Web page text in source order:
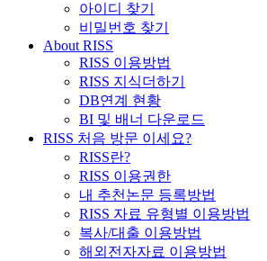
아이디 찾기
비밀번호 찾기
About RISS
RISS 이용방법
RISS 지식더하기
DB연계 현황
BI 및 배너 다운로드
RISS 처음 방문 이세요?
RISS란?
RISS 이용권한
내 추천논문 등록방법
RISS 자료 유형별 이용방법
복사/대출 이용방법
해외전자자료 이용방법